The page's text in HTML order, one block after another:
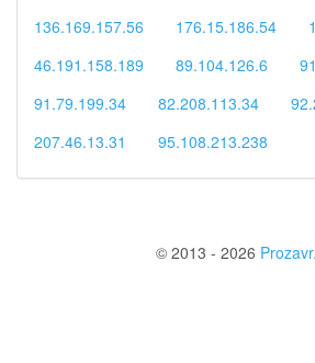
136.169.157.56
176.15.186.54
46.191.158.189
89.104.126.6
91.79.199.34
82.208.113.34
207.46.13.31
95.108.213.238
© 2013 - 2026